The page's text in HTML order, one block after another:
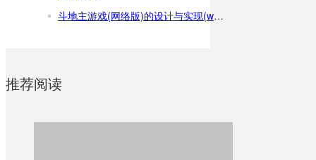
斗地主游戏(网络版)的设计与实现(word)
推荐阅读